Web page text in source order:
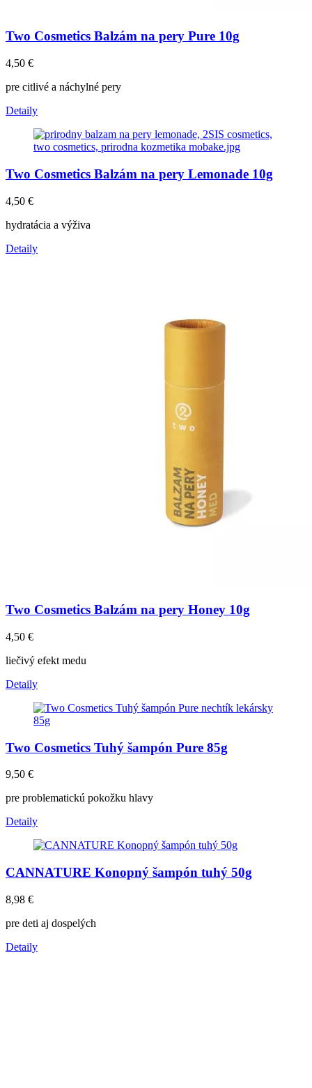
Two Cosmetics Balzám na pery Pure 10g
4,50 €
pre citlivé a náchylné pery
Detaily
Two Cosmetics Balzám na pery Lemonade 10g
4,50 €
hydratácia a výživa
Detaily
Two Cosmetics Balzám na pery Honey 10g
4,50 €
liečivý efekt medu
Detaily
Two Cosmetics Tuhý šampón Pure 85g
9,50 €
pre problematickú pokožku hlavy
Detaily
CANNATURE Konopný šampón tuhý 50g
8,98 €
pre deti aj dospelých
Detaily